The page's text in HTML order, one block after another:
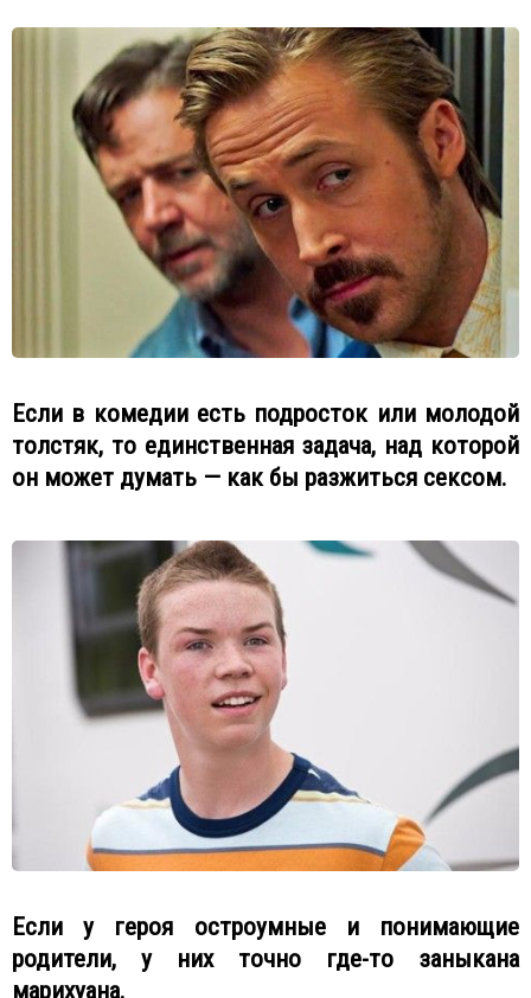
Если в комедии есть подросток или молодой
толстяк, то единственная задача, над которой
он может думать — как бы разжиться сексом.
Если у героя остроумные и понимающие
родители, у них точно где-то заныкана
марихуана.